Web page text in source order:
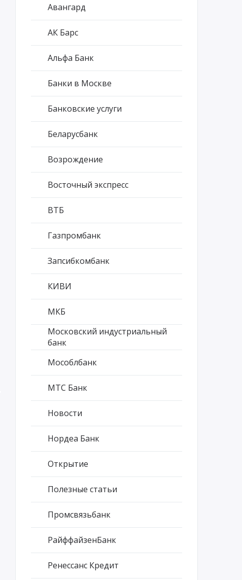
Авангард
АК Барс
Альфа Банк
Банки в Москве
Банковские услуги
Беларусбанк
Возрождение
Восточный экспресс
ВТБ
Газпромбанк
Запсибкомбанк
КИВИ
МКБ
Московский индустриальный
банк
Мособлбанк
МТС Банк
Новости
Нордеа Банк
Открытие
Полезные статьи
Промсвязьбанк
РайффайзенБанк
Ренессанс Кредит